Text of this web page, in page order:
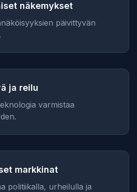
näkemykset
päivittyvän
ja reilu
varmistaa
markkinat
politiikalla, urheilulla ja